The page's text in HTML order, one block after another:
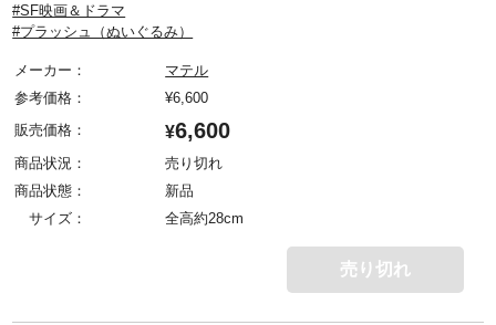
#SF映画＆ドラマ
#プラッシュ（ぬいぐるみ）
メーカー：
マテル
参考価格：
¥6,600
販売価格：
¥6,600
商品状況：
売り切れ
商品状態：
新品
サイズ：
全高約28cm
売り切れ